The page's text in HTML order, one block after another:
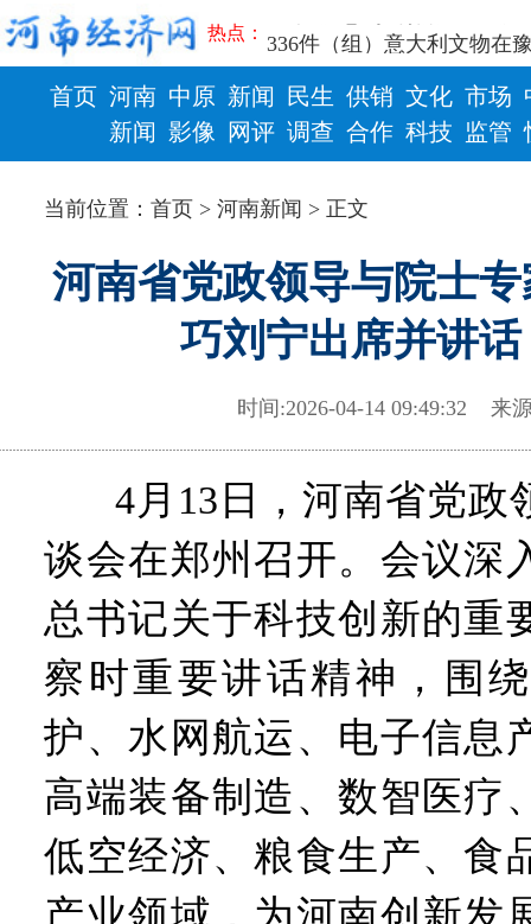
热点： 336件（组）意大利文物在
河南省政协十三届常委会第
习近平对防汛救灾工作作出
郑州、济南、青岛三城联合
2026年“文明实践进基层”主
“七一勋章”获得者丨“炼油
豫篮联赛结束第十七轮争夺
算力，正在重新“耕种”中原
河南省二十条硬核举措出炉
河南省主汛期防汛抗旱工
“从根本上改变了中国人民
从国家科技奖看中原创新跃
“几分钱”传言背后 河南西
河南省党政代表团赴新疆
习近平出席国家科学技术
工业遗存上“长”出文化IP群
河南可再生能源装机突破1
三个“没想到”刷新港区速度
336件（组）意大利文物在
河南省政协十三届常委会第
习近平对防汛救灾工作作出
郑州、济南、青岛三城联
2026年“文明实践进基层”主
省政协十三届常委会第二十
“七一勋章”获得者丨“炼油
“建设社会主义现代化强国
豫篮联赛结束第十七轮争夺
算力，正在重新“耕种”中原
首页 河南
新闻
中原
影像
新闻
网评
民生
调查
供销
合作
文化
科技
市场
监管
财政 健康
当前位置：首页 >河南新闻 > 正文
河南省党政领导与院士
巧刘宁出席并讲
时间:2026-04-14 09:49:32 来
4月13日，河南省党政
谈会在郑州召开。会议深
总书记关于科技创新的重
察时重要讲话精神，围
护、水网航运、电子信息
高端装备制造、数智医疗
低空经济、粮食生产、食
产业领域，为河南创新发